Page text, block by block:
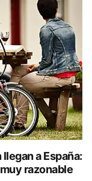
a España:
razonable